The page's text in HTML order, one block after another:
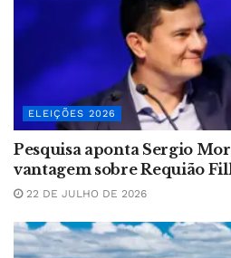
ELEIÇÕES 2026
Pesquisa aponta Sergio
vantagem sobre Requião
22 DE JULHO DE 2026